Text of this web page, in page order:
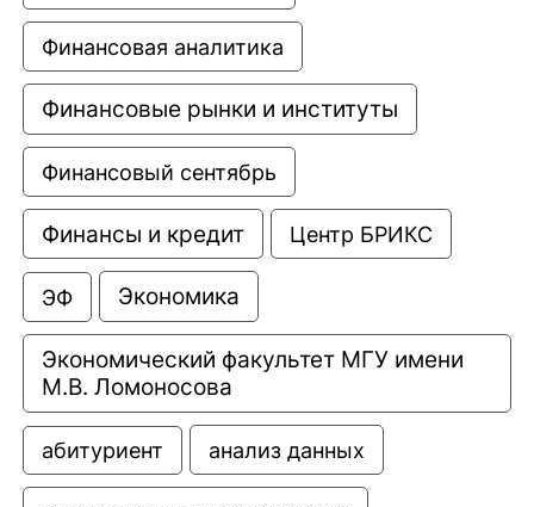
Финансовая аналитика
Финансовые рынки и институты
Финансовый сентябрь
Финансы и кредит Центр БРИКС
ЭФ Экономика
Экономический факультет МГУ имени
М.В. Ломоносова
абитуриент анализ данных